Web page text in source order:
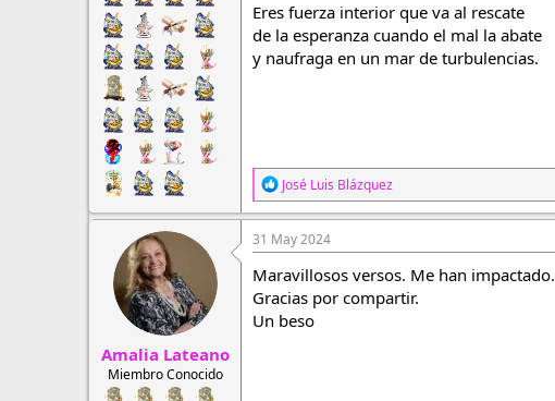
Eres fuerza interior que va al rescate
de la esperanza cuando el mal la abate
y naufraga en un mar de turbulencias.
R
e
a
c
c
i
o
n
e
José Luis Blázquez
Amalia Lateano
Miembro Conocido
31 May 2024
Maravillosos versos. Me han impactado.
Gracias por compartir.
Un beso